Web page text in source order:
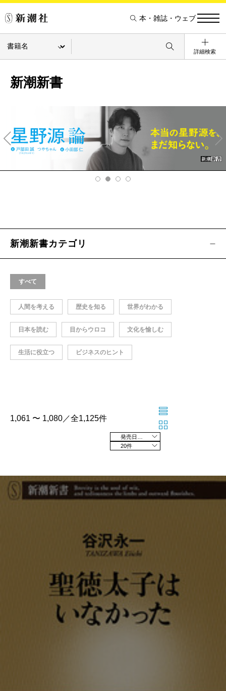
本・雑誌・ウェブ
詳細検索
新潮新書
v
Ne
xt
新潮新書カテゴリ
すべて
人間を考える 歴史を知る 世界がわかる
日本を読む 目からウロコ 文化を愉しむ
生活に役立つ ビジネスのヒント
1,061 〜 1,080／全1,125件
20件